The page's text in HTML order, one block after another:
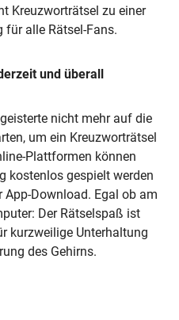
Kreuzworträtsel zu einer
für alle Rätsel-Fans.
und überall
nicht mehr auf die
um ein Kreuzworträtsel
Plattformen können
kostenlos gespielt werden
Download. Egal ob am
Der Rätselspaß ist
kurzweilige Unterhaltung
des Gehirns.